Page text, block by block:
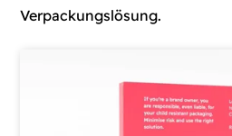
Verpackungslösung.